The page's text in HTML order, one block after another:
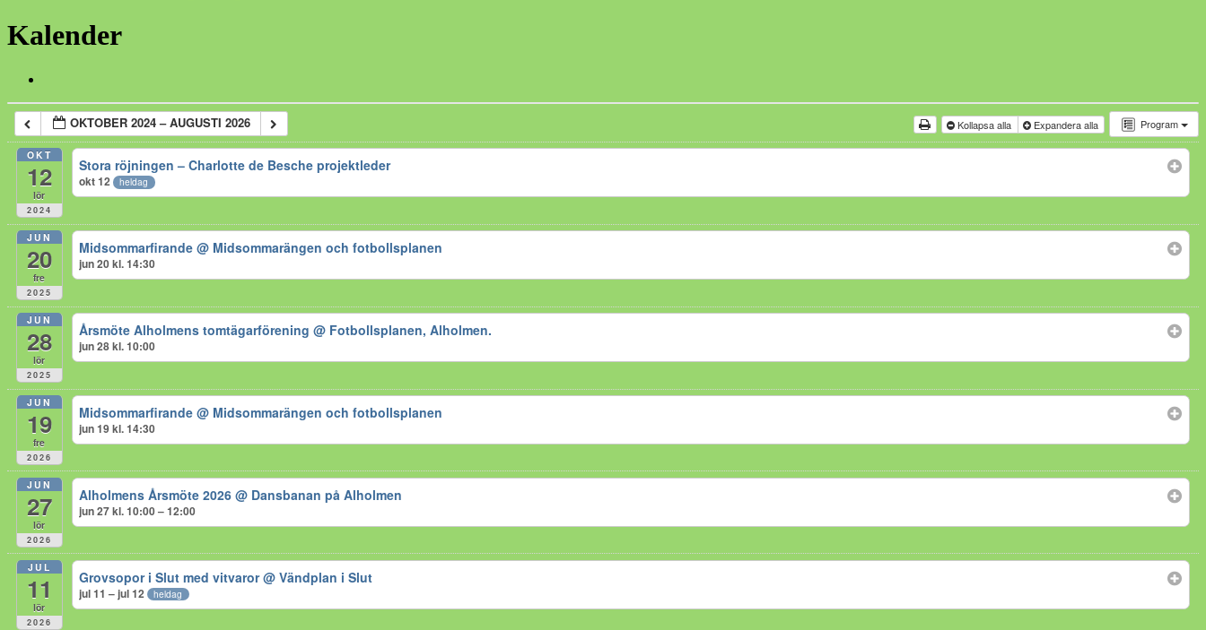
Kalender
Program
OKTOBER 2024 – AUGUSTI 2026 Kollapsa alla Expandera alla
OKT
12
lör
2024
Stora röjningen – Charlotte de Besche projektleder
okt 12 heldag
JUN
20
fre
2025
Midsommarfirande@ Midsommarängen och fotbollsplanen
jun 20 kl. 14:30
JUN
28
lör
2025
Årsmöte Alholmens tomtägarförening@ Fotbollsplanen, Alholmen.
jun 28 kl. 10:00
JUN
19
fre
2026
Midsommarfirande@ Midsommarängen och fotbollsplanen
jun 19 kl. 14:30
JUN
27
lör
2026
Alholmens Årsmöte 2026@ Dansbanan på Alholmen
jun 27 kl. 10:00 – 12:00
JUL
11
lör
2026
Grovsopor i Slut med vitvaror@ Vändplan i Slut
jul 11 – jul 12 heldag